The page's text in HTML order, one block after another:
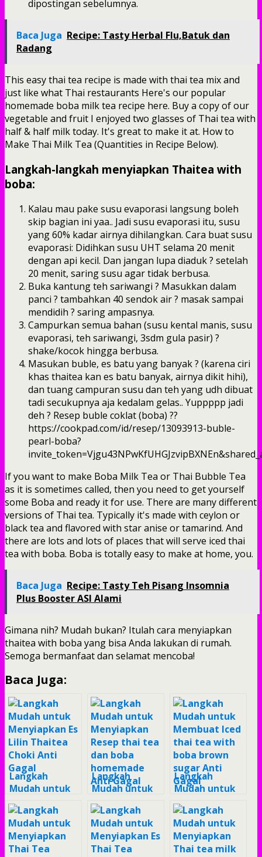
dipostingan sebelumnya.
Baca Juga Recipe: Tasty Herbal Flu,Batuk dan
Radang
This easy thai tea recipe is made with thai tea mix and
just like what Thai restaurants Here's our popular
homemade boba milk tea recipe here. Buy a copy of our
vegetable and fruit I enjoyed two glasses of Thai tea with
half & half milk today. It's great to make it at. How to
Make Thai Milk Tea (Quantities in Recipe Below).
Langkah-langkah menyiapkan Thaitea with
boba:
Kalau mau pake susu evaporasi langsung boleh
skip bagian ini yaa.. Jadi susu evaporasi itu, susu
yang 60% kadar airnya dihilangkan. Cara buat susu
evaporasi: Didihkan susu UHT selama 20 menit
dengan api kecil. Dan jangan lupa diaduk ? setelah
20 menit, saring susu agar tidak berbusa.
Buka kantung teh sariwangi ? Masukkan dalam
panci ? tambahkan 40 sendok air ? masak sampai
mendidih ? saring ampasnya.
Campurkan semua bahan (susu kental manis, susu
evaporasi, teh sariwangi, 3sdm gula pasir) ?
shake/kocok hingga berbusa.
Masukan buble, es batu yang banyak ? (karena ciri
khas thaitea kan es batu banyak, airnya dikit hihi),
dan tuang campuran susu dan teh yang udh dibuat
tadi secukupnya aja kedalam gelas.. Yuppppp jadi
deh ? Resep buble coklat (boba) ??
https://cookpad.com/id/resep/13093913-buble-
pearl-boba?
If you want to make Boba Milk Tea or Thai Bubble Tea
as it is sometimes called, then you need to get yourself
some Boba and ready it for use. There are many different
versions of Thai tea. Typically it's made with ceylon or
black tea and flavored with star anise or tamarind. And
there are lots and lots of places that will serve iced thai
tea with boba. Boba is totally easy to make at home, you.
Baca Juga Recipe: Tasty Teh Pisang Insomnia
Plus Booster ASI Alami
Gimana nih? Mudah bukan? Itulah cara menyiapkan
thaitea with boba yang bisa Anda lakukan di rumah.
Semoga bermanfaat dan selamat mencoba!
Baca Juga:
Langkah
Mudah untuk
Menyiapkan Es
Lilin Thaitea
Choki Anti
Gagal
Langkah
Mudah untuk
Menyiapkan
Resep thai tea
dan boba
homemade
Anti Gagal
Langkah
Mudah untuk
Membuat Iced
thai tea with
boba brown
sugar Anti
Gagal